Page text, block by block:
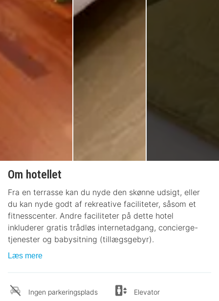
Om hotellet
Fra en terrasse kan du nyde den skønne udsigt, eller
du kan nyde godt af rekreative faciliteter, såsom et
fitnesscenter. Andre faciliteter på dette hotel
inkluderer gratis trådløs internetadgang, concierge-
tjenester og babysitning (tillægsgebyr).
Læs mere
Ingen parkeringsplads
Elevator